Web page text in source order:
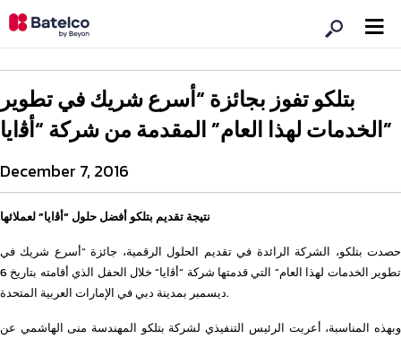
بتلكو تفوز بجائزة “أسرع شريك في تطوير
الخدمات لهذا العام” المقدمة من شركة “أﭬايا”
December 7, 2016
نتيجة تقديم بتلكو أفضل حلول “أﭬايا” لعملائها
حصدت بتلكو، الشركة الرائدة في تقديم الحلول الرقمية، جائزة “أسرع شريك في
تطوير الخدمات لهذا العام” التي قدمتها شركة “أﭬايا” خلال الحفل الذي أقامته بتاريخ 6
ديسمبر بمدينة دبي في الإمارات العربية المتحدة.
وبهذه المناسبة، أعربت الرئيس التنفيذي لشركة بتلكو المهندسة منى الهاشمي عن